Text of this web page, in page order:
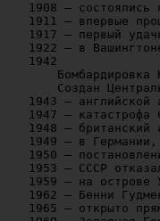
1908 — состоялись
1911 — впервые
1917 — первый
1922 — в
   1942
Бомбардировка
Создан
1943 — английской
1947 — катастрофа
1948 — британский
1949 — в
1950 —
1953 — СССР
1959 — на острове
1962 — Бенни
1965 — открыто